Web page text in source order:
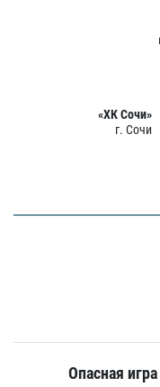
«ХК Сочи»
г. Сочи
Опасная